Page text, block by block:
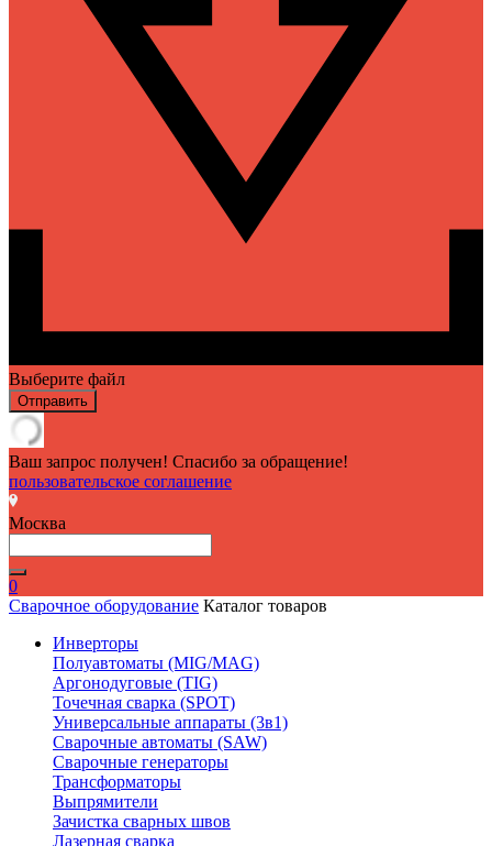
Выберите файл
Отправить
Ваш запрос получен! Спасибо за обращение!
пользовательское соглашение
Москва
0
Сварочное оборудование Каталог товаров
Инверторы
Полуавтоматы (MIG/MAG)
Аргонодуговые (TIG)
Точечная сварка (SPOT)
Универсальные аппараты (3в1)
Сварочные автоматы (SAW)
Сварочные генераторы
Трансформаторы
Выпрямители
Зачистка сварных швов
Лазерная сварка